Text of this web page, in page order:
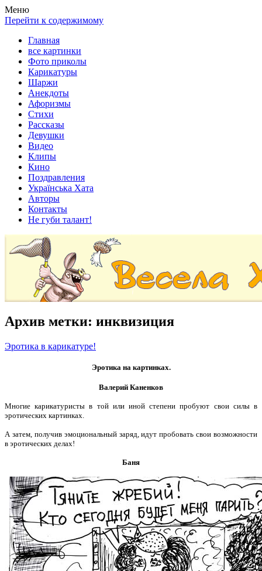
Весела хата — прикольные картинки, смешные истории,
клипы!
Покажем всем ваши фото приколы, карикатуры, шаржи, стихи,
рассказы, видео и песни!
Меню
Перейти к содержимому
Главная
все картинки
Фото приколы
Карикатуры
Шаржи
Анекдоты
Афоризмы
Стихи
Рассказы
Девушки
Видео
Клипы
Кино
Поздравления
Українська Хата
Авторы
Контакты
Не губи талант!
Архив метки: инквизиция
Эротика в карикатуре!
Эротика на картинках.
Валерий Каненков
Многие карикатуристы в той или иной степени пробуют свои силы в
эротических картинках.
А затем, получив эмоциональный заряд, идут пробовать свои возможности
в эротических делах!
Баня